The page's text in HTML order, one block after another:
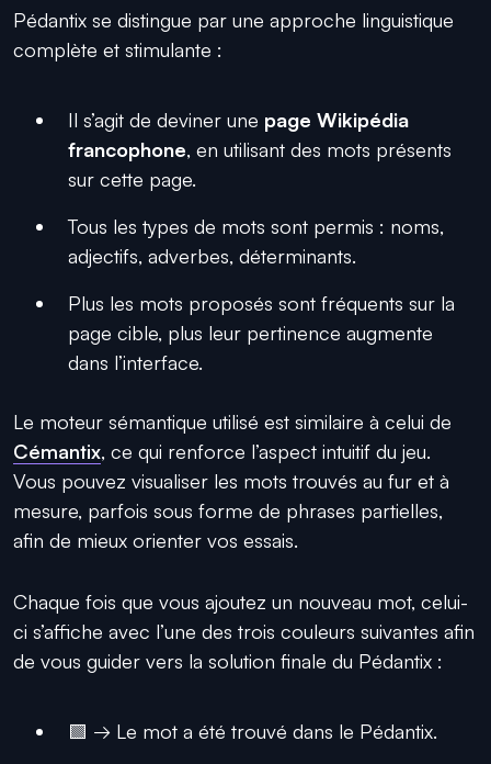
Pédantix se distingue par une approche linguistique
complète et stimulante :
Il s’agit de deviner une page Wikipédia
francophone, en utilisant des mots présents
sur cette page.
Tous les types de mots sont permis : noms,
adjectifs, adverbes, déterminants.
Plus les mots proposés sont fréquents sur la
page cible, plus leur pertinence augmente
dans l’interface.
Le moteur sémantique utilisé est similaire à celui de
Cémantix, ce qui renforce l’aspect intuitif du jeu.
Vous pouvez visualiser les mots trouvés au fur et à
mesure, parfois sous forme de phrases partielles,
afin de mieux orienter vos essais.
Chaque fois que vous ajoutez un nouveau mot, celui-
ci s’affiche avec l’une des trois couleurs suivantes afin
de vous guider vers la solution finale du Pédantix :
🟩 → Le mot a été trouvé dans le Pédantix.